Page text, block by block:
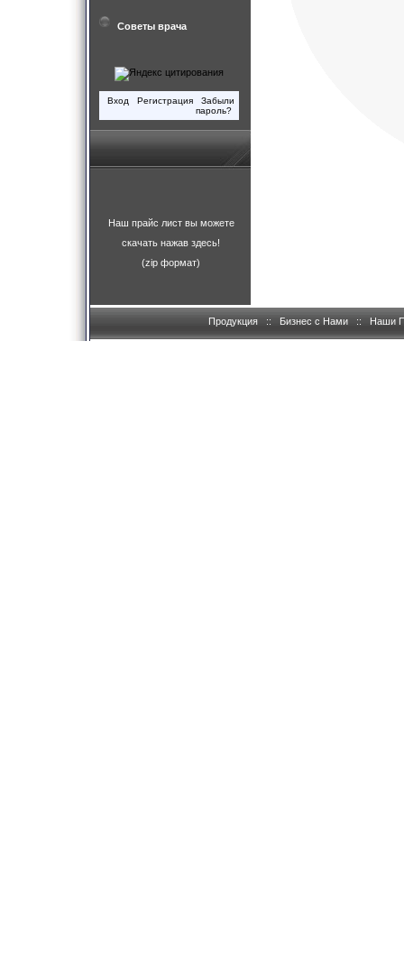
Советы врача
Вход Регистрация
Забыли
пароль?
Наш прайс лист вы можете
скачать нажав здесь!
(zip формат)
Продукция :: Бизнес с Нами :: Наши